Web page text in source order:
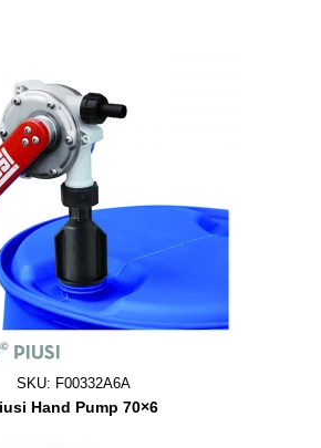
SKU: F00332A6A
Hand Pump 70×6